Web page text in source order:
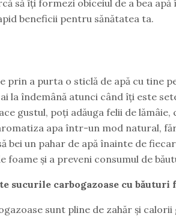
să îți formezi obiceiul de a bea
beneficii pentru sănătatea ta.
prin a purta o sticlă de apă cu tine
la îndemână atunci când îți este
gustul, poți adăuga felii de
apa într-un mod natural,
bei un pahar de apă înainte de
foame și a preveni consumul de
sucurile carbogazoase cu băuturi
sunt pline de zahăr și calorii